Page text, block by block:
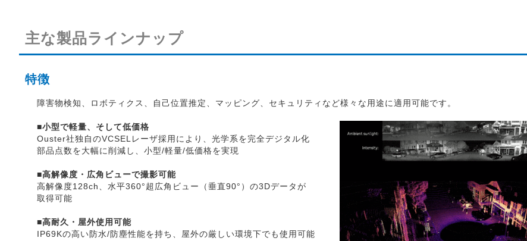
主な製品ラインナップ
特徴
障害物検知、ロボティクス、自己位置推定、マッピング、セキュリティなど様々な用途に適用可能です。
■小型で軽量、そして低価格
Ouster社独自のVCSELレーザ採用により、光学系を完全デジタル化
部品点数を大幅に削減し、小型/軽量/低価格を実現
■高解像度・広角ビューで撮影可能
高解像度128ch、水平360°超広角ビュー（垂直90°）の3Dデータが
取得可能
■高耐久・屋外使用可能
IP69Kの高い防水/防塵性能を持ち、屋外の厳しい環境下でも使用可能